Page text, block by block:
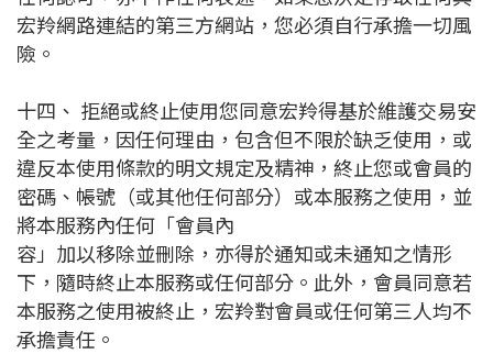
宏羚網路連結的第三方網站，您必須自行承擔一切風
險。
十四、 拒絕或終止使用您同意宏羚得基於維護交易安
全之考量，因任何理由，包含但不限於缺乏使用，或
違反本使用條款的明文規定及精神，終止您或會員的
密碼、帳號（或其他任何部分）或本服務之使用，並
將本服務內任何「會員內
容」加以移除並刪除，亦得於通知或未通知之情形
下，隨時終止本服務或任何部分。此外，會員同意若
本服務之使用被終止，宏羚對會員或任何第三人均不
承擔責任。